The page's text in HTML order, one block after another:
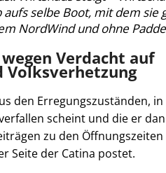
aufs selbe Boot, mit dem sie
NordWind und ohne
Verdacht auf
Volksverhetzung
den Erregungszuständen,
scheint und die er
zu den
Seite der Catina postet.